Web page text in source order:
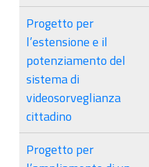
Progetto per
l’estensione e il
potenziamento del
sistema di
videosorveglianza
cittadino
Progetto per